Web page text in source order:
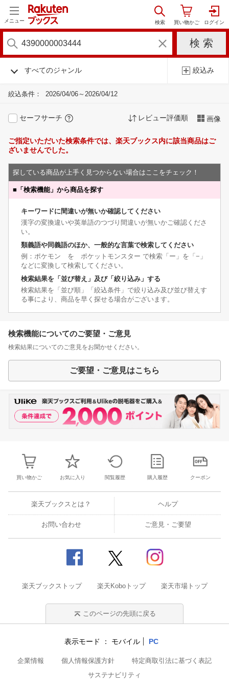
メニュー
すべてのジャンル 絞込み
絞込条件： 2026/04/06～2026/04/12
セーフサーチ レビュー評価順 画像
ご指定いただいた検索条件では、楽天ブックス内に該当商品はご
ざいませんでした。
探している商品が上手く見つからない場合はここをチェック！
■ 「検索機能」から商品を探す
キーワードに間違いが無いか確認してください
漢字の変換違いや英単語のつづり間違いが無いかご確認くださ
い。
類義語や同義語のほか、一般的な言葉で検索してください
例：ポケモン を ポケットモンスター で検索「ー」を「−」
などに変換して検索してください。
検索結果を「並び替え」及び「絞り込み」する
検索結果を「並び順」「絞込条件」で絞り込み及び並び替えす
る事により、商品を早く探せる場合がございます。
検索機能についてのご要望・ご意見
検索結果についてのご意見をお聞かせください。
ご要望・ご意見はこちら
買い物かご お気に入り 閲覧履歴 購入履歴 クーポン
楽天ブックスとは？ ヘルプ
お問い合わせ ご意見・ご要望
楽天ブックストップ 楽天Koboトップ 楽天市場トップ
このページの先頭に戻る
表示モード モバイル PC
企業情報 個人情報保護方針
特定商取引法に基づく表記
サステナビリティ